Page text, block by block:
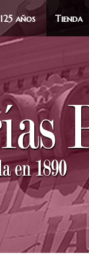
125 años Tienda